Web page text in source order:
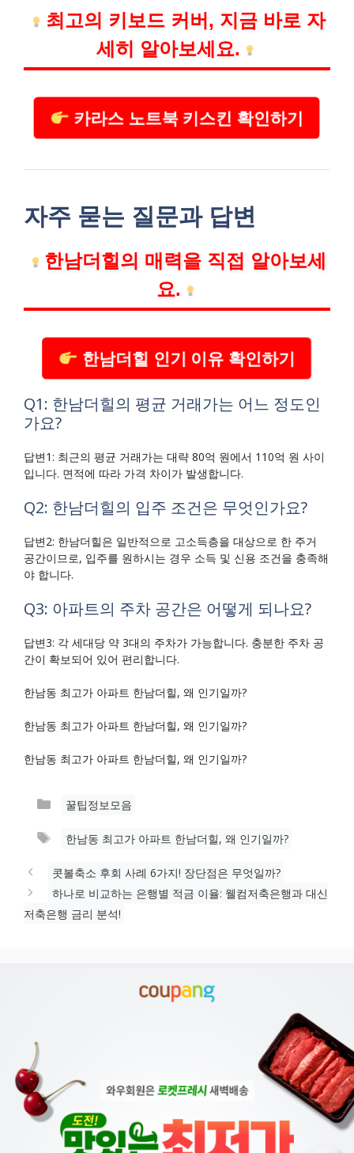
최고의 키보드 커버, 지금 바로 자
세히 알아보세요.
카라스 노트북 키스킨 확인하기
자주 묻는 질문과 답변
한남더힐의 매력을 직접 알아보세
요.
한남더힐 인기 이유 확인하기
Q1: 한남더힐의 평균 거래가는 어느 정도인
가요?
답변1: 최근의 평균 거래가는 대략 80억 원에서 110억 원 사이
입니다. 면적에 따라 가격 차이가 발생합니다.
Q2: 한남더힐의 입주 조건은 무엇인가요?
답변2: 한남더힐은 일반적으로 고소득층을 대상으로 한 주거
공간이므로, 입주를 원하시는 경우 소득 및 신용 조건을 충족해
야 합니다.
Q3: 아파트의 주차 공간은 어떻게 되나요?
답변3: 각 세대당 약 3대의 주차가 가능합니다. 충분한 주차 공
간이 확보되어 있어 편리합니다.
한남동 최고가 아파트 한남더힐, 왜 인기일까?
한남동 최고가 아파트 한남더힐, 왜 인기일까?
한남동 최고가 아파트 한남더힐, 왜 인기일까?
카
고
꿀팁정보모음
태
한남동 최고가 아파트 한남더힐, 왜 인기일까?
콧볼축소 후회 사례 6가지! 장단점은 무엇일까?
하나로 비교하는 은행별 적금 이율: 웰컴저축은행과 대신
저축은행 금리 분석!